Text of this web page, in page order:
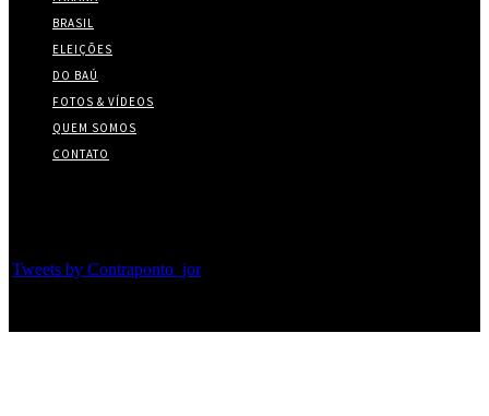
BRASIL
ELEIÇÕES
DO BAÚ
FOTOS & VÍDEOS
QUEM SOMOS
CONTATO
Tweets by Contraponto_jor